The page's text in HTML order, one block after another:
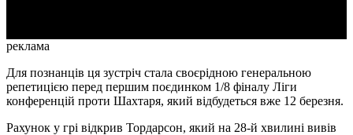
реклама
Для познанців ця зустріч стала своєрідною генеральною
репетицією перед першим поєдинком 1/8 фіналу Ліги
конференцій проти Шахтаря, який відбудеться вже 12 березня.
Рахунок у грі відкрив Тордарсон, який на 28-й хвилині вивів